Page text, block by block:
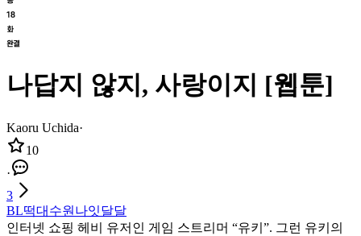
나답지 않지, 사랑이지 [웹툰]
Kaoru Uchida·
10
·
3
BL떡대수원나잇달달
인터넷 쇼핑 헤비 유저인 게임 스트리머 “유키”. 그런 유키의